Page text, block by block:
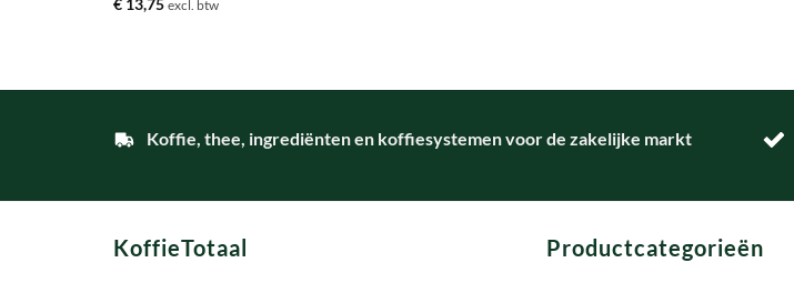
excl. btw
Koffie, thee, ingrediënten en koffiesystemen voor de zakelijke markt
KoffieTotaal Productcategorieën